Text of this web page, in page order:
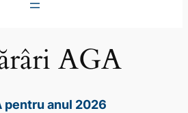
AGA
pentru anul 2026